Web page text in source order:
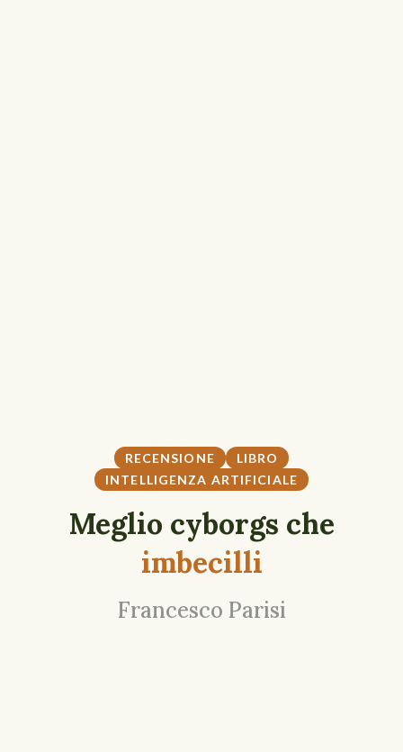
RECENSIONE
LIBRO
INTELLIGENZA ARTIFICIALE
Meglio cyborgs che
imbecilli
Francesco Parisi